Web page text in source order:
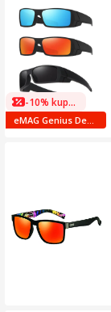
-10% kuponnal
eMAG Genius Deals